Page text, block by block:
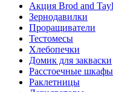
Акция Brod and
Зернодавилки
Проращиватели
Тестомесы
Хлебопечки
Домик для закваски
Расстоечные шкафы
Раклетницы